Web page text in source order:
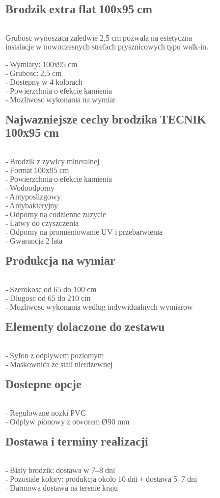
Brodzik extra flat 100x95 cm
Grubosc wynoszaca zaledwie 2,5 cm pozwala na estetyczna
instalacje w nowoczesnych strefach prysznicowych typu walk-in.
- Wymiary: 100x95 cm
- Grubosc: 2,5 cm
- Dostepny w 4 kolorach
- Powierzchnia o efekcie kamienia
- Mozliwosc wykonania na wymiar
Najwazniejsze cechy brodzika TECNIK
100x95 cm
- Brodzik z zywicy mineralnej
- Format 100x95 cm
- Powierzchnia o efekcie kamienia
- Wodoodporny
- Antyposlizgowy
- Antybakteryjny
- Odporny na codzienne zuzycie
- Latwy do czyszczenia
- Odporny na promieniowanie UV i przebarwienia
- Gwarancja 2 lata
Produkcja na wymiar
- Szerokosc od 65 do 100 cm
- Dlugosc od 65 do 210 cm
- Mozliwosc wykonania wedlug indywidualnych wymiarow
Elementy dolaczone do zestawu
- Syfon z odplywem poziomym
- Maskownica ze stali nierdzewnej
Dostepne opcje
- Regulowane nozki PVC
- Odplyw pionowy z otworem Ø90 mm
Dostawa i terminy realizacji
- Bialy brodzik: dostawa w 7–8 dni
- Pozostale kolory: produkcja okolo 10 dni + dostawa 5–7 dni
- Darmowa dostawa na terenie kraju